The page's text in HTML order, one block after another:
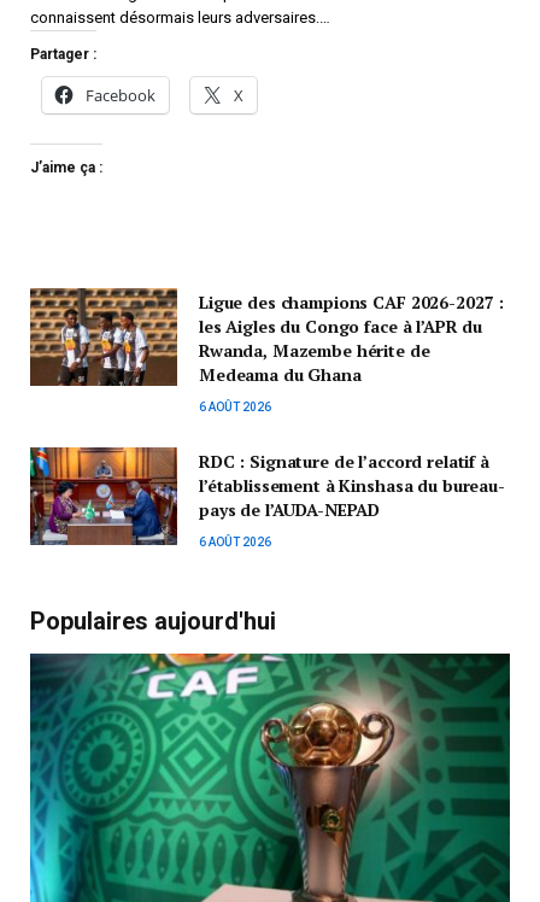
connaissent désormais leurs adversaires.…
Partager :
Facebook X
J’aime ça :
Ligue des champions CAF 2026-2027 :
les Aigles du Congo face à l’APR du
Rwanda, Mazembe hérite de
Medeama du Ghana
6 AOÛT 2026
RDC : Signature de l’accord relatif à
l’établissement à Kinshasa du bureau-
pays de l’AUDA-NEPAD
6 AOÛT 2026
Populaires aujourd'hui